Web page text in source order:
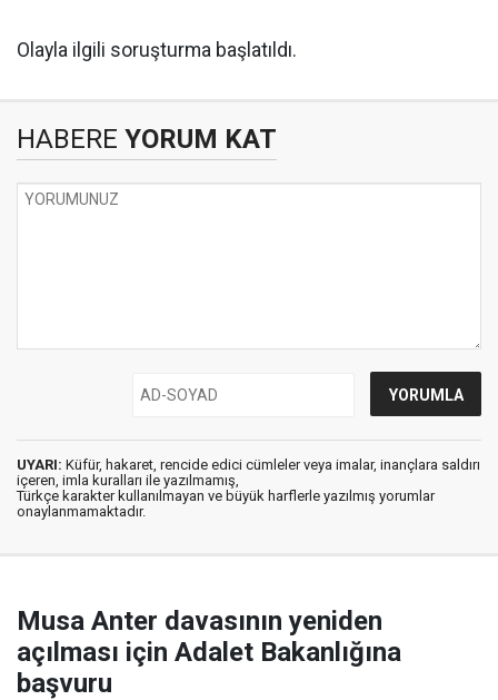
Olayla ilgili soruşturma başlatıldı.
HABERE YORUM KAT
UYARI: Küfür, hakaret, rencide edici cümleler veya imalar, inançlara saldırı
içeren, imla kuralları ile yazılmamış,
Türkçe karakter kullanılmayan ve büyük harflerle yazılmış yorumlar
onaylanmamaktadır.
Musa Anter davasının yeniden
açılması için Adalet Bakanlığına
başvuru